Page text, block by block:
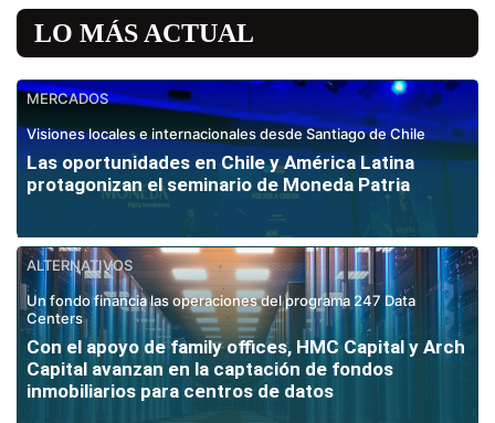
LO MÁS ACTUAL
MERCADOS
Visiones locales e internacionales desde Santiago de Chile
Las oportunidades en Chile y América Latina
protagonizan el seminario de Moneda Patria
ALTERNATIVOS
Un fondo financia las operaciones del programa 247 Data
Centers
Con el apoyo de family offices, HMC Capital y Arch
Capital avanzan en la captación de fondos
inmobiliarios para centros de datos